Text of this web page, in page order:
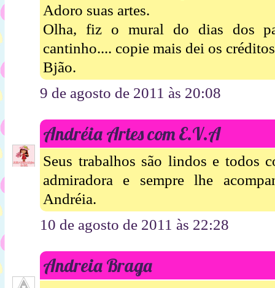
Adoro suas artes.
Olha, fiz o mural do dias dos
cantinho.... copie mais dei os
Bjão.
9 de agosto de 2011 às 20:08
Andréia Artes com E.V.A
Seus trabalhos são lindos e todos
admiradora e sempre lhe
Andréia.
10 de agosto de 2011 às 22:28
Andreia Braga